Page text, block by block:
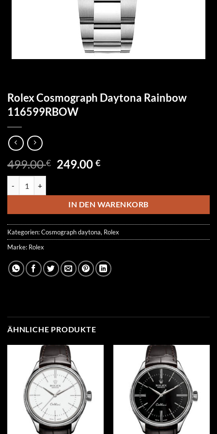
Rolex Cosmograph Daytona Rainbow
116599RBOW
499.00€ Ursprünglicher
499.00 €
249.00€Aktueller
249.00 €.
IN DEN WARENKORB
Kategorien:Cosmograph daytona, Rolex
Marke: Rolex
ÄHNLICHE PRODUKTE